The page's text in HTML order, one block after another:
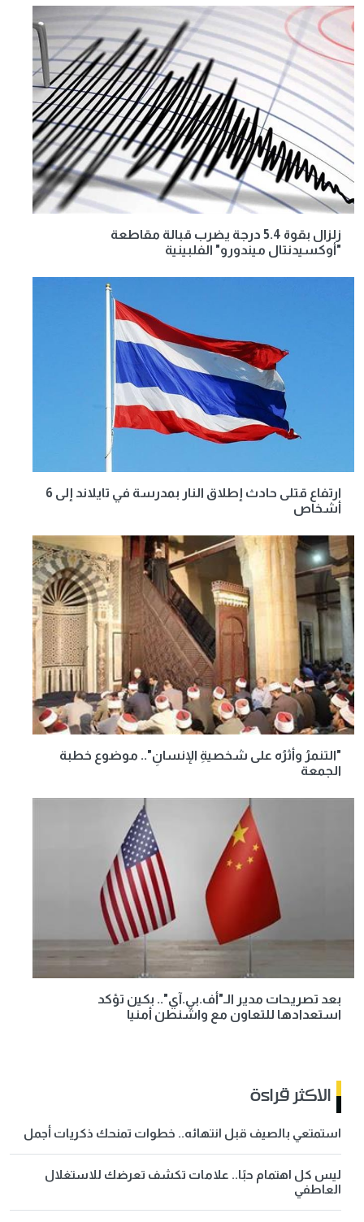
زلزال بقوة 5.4 درجة يضرب قبالة مقاطعة
"أوكسيدنتال ميندورو" الفلبينية
ارتفاع قتلى حادث إطلاق النار بمدرسة في تايلاند إلى 6
أشخاص
"التنمرُ وأثرُه على شخصيةِ الإنسانِ".. موضوع خطبة
الجمعة
بعد تصريحات مدير الـ"أف.بي.آي".. بكين تؤكد
استعدادها للتعاون مع واشنطن أمنيا
الاكثر قراءة
استمتعي بالصيف قبل انتهائه.. خطوات تمنحك ذكريات أجمل
ليس كل اهتمام حبًا.. علامات تكشف تعرضك للاستغلال
العاطفي